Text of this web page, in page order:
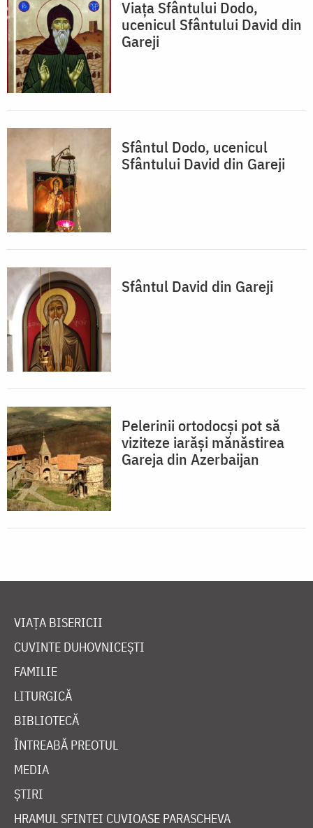
Viața Sfântului Dodo,
ucenicul Sfântului David din
Gareji
Sfântul Dodo, ucenicul
Sfântului David din Gareji
Sfântul David din Gareji
Pelerinii ortodocşi pot să
viziteze iarăşi mănăstirea
Gareja din Azerbaijan
VIAȚA BISERICII
CUVINTE DUHOVNICEȘTI
FAMILIE
LITURGICĂ
BIBLIOTECĂ
ÎNTREABĂ PREOTUL
MEDIA
ȘTIRI
HRAMUL SFINTEI CUVIOASE PARASCHEVA